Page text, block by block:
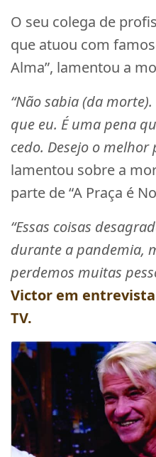
O seu colega de
que atuou com
Alma”, lamentou a
“Não sabia (da
que eu. É uma pena
cedo. Desejo o
lamentou sobre a
parte de “A Praça é
“Essas coisas
durante a pandemia,
perdemos muitas
Victor em
TV.